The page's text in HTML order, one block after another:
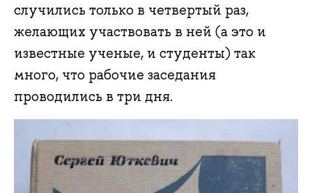
случились только в четвертый раз,
желающих участвовать в ней (а это и
известные ученые, и студенты) так
много, что рабочие заседания
проводились в три дня.